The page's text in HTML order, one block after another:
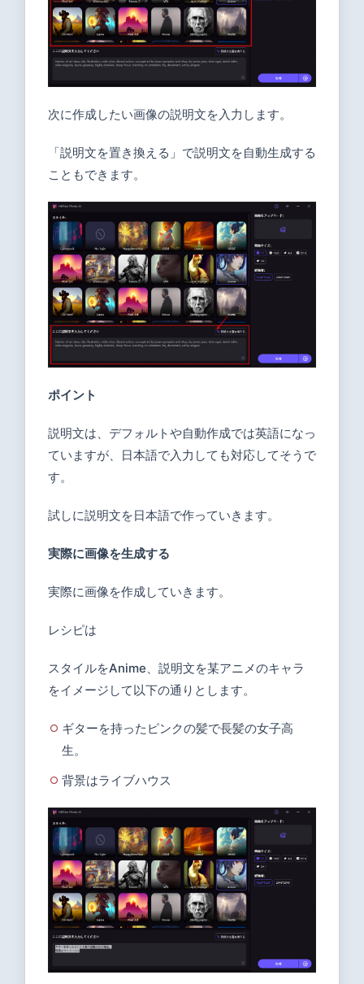
次に作成したい画像の説明文を入力します。
「説明文を置き換える」で説明文を自動生成する
こともできます。
ポイント
説明文は、デフォルトや自動作成では英語になっ
ていますが、日本語で入力しても対応してそうで
す。
試しに説明文を日本語で作っていきます。
実際に画像を生成する
実際に画像を作成していきます。
レシピは
スタイルをAnime、説明文を某アニメのキャラ
をイメージして以下の通りとします。
ギターを持ったピンクの髪で長髪の女子高
生。
背景はライブハウス